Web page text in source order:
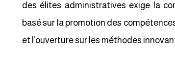
des élites administratives exige la
basé sur la promotion des
et l’ouverture sur les méthodes